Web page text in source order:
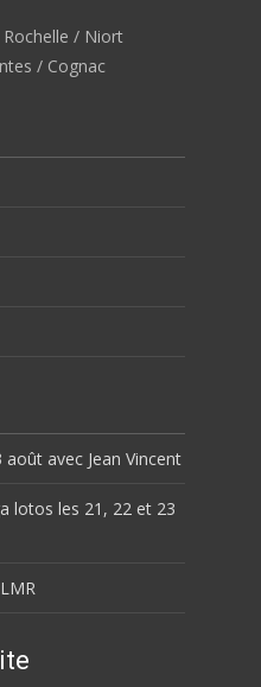
/ Niort
/ Cognac
avec Jean Vincent
lotos les 21, 22 et 23